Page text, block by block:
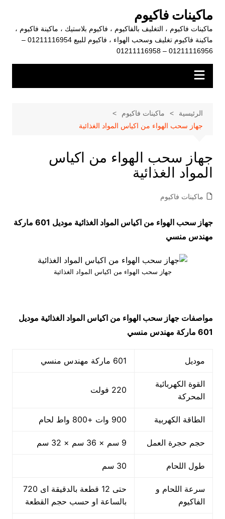
المحتوى
ماكينات فاكيوم
ماكينات فاكيوم ، التغليف بالفاكيوم ، فاكيوم بلاستيك ، ماكينة فاكيوم ،
ماكينة فاكيوم تغليف وسحب الهواء ، فاكيوم للبيع 01211116954 –
01211116956 – 01211116958
الرئيسية
ماكينات فاكيوم
جهاز سحب الهواء من اكياس المواد الغذائية
جهاز سحب الهواء من اكياس
المواد الغذائية
ماكينات فاكيوم
جهاز سحب الهواء من اكياس المواد الغذائية موديل 601 ماركة
مهندس منسي
جهاز سحب الهواء من اكياس المواد الغذائية
مواصفات جهاز سحب الهواء من اكياس المواد الغذائية موديل
601 ماركة مهندس منسي
موديل 601 ماركة مهندس منسي
القوة الكهربائية
المحركة
220 فولت
الطاقة الكهربية 900 وات +800 واط لحام
حجم حجرة العمل 9 سم × 36 سم × 32 سم
طول اللحام 30 سم
سرعة اللحام و
الفاكيوم
حتى 12 قطعة بالدقيقة اى 720
بالساعة او حسب حجم القطعة